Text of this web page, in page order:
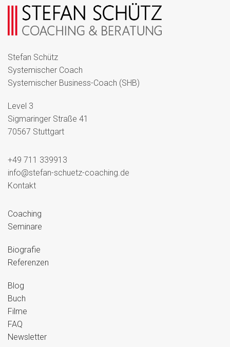
Stefan Schütz
Systemischer Coach
Systemischer Business-Coach (SHB)
Level 3
Sigmaringer Straße 41
70567 Stuttgart
+49 711 339913
info@stefan-schuetz-coaching.de
Kontakt
Coaching
Seminare
Biografie
Referenzen
Blog
Buch
Filme
FAQ
Newsletter